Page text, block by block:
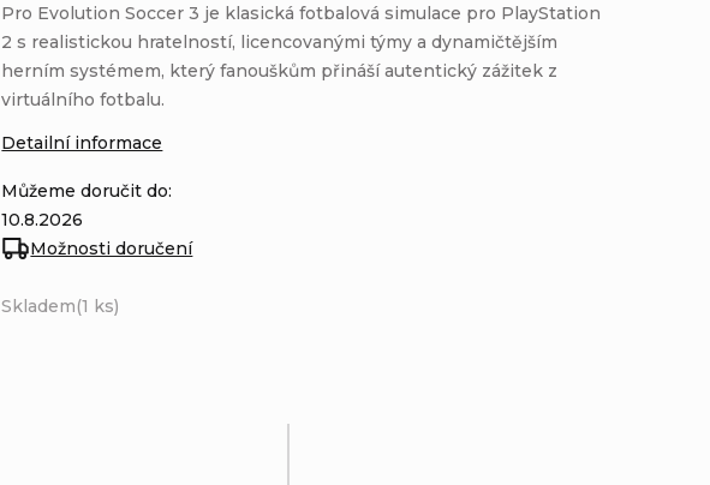
Skladem(1 ks)
Můžeme doručit do:
10.8.2026
Možnosti doručení
Pro Evolution Soccer 3 je klasická fotbalová simulace pro PlayStation
2 s realistickou hratelností, licencovanými týmy a dynamičtějším
herním systémem, který fanouškům přináší autentický zážitek z
virtuálního fotbalu.
Detailní informace